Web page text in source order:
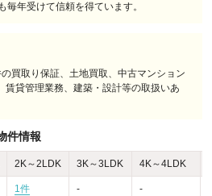
年受けて信頼を得ています。
の買取り保証、土地買取、中古マンション
賃貸管理業務、建築・設計等の取扱いあ
件情報
2K～2LDK 3K～3LDK 4K～4LDK
1件 - -